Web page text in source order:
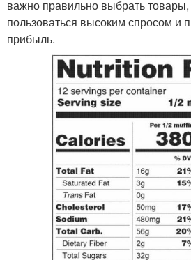
важно правильно выбрать товары,
пользоваться высоким спросом и
прибыль.